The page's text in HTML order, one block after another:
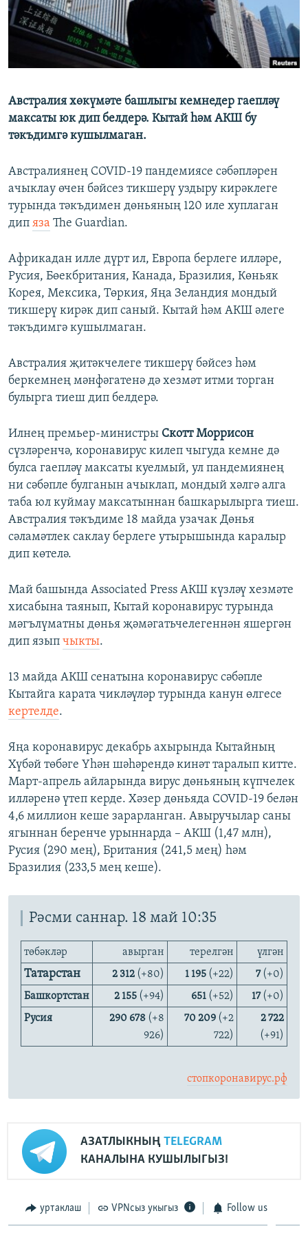
ДИНИ ТОРМЫШ
ПӘРӘВЕЗ
ФӘН-ФӘСМӘТӘН
ӘЙДӘ ONLINE
IDEL.РЕАЛИИ
Австралия хөкүмәте башлыгы кемнедер гаепләү
максаты юк дип белдерә. Кытай һәм АКШ бу
тәкъдимгә кушылмаган.
Австралиянең COVID-19 пандемиясе сәбәпләрен
ачыклау өчен бәйсез тикшерү уздыру кирәклеге
турында тәкъдимен дөньяның 120 иле хуплаган
дип яза The Guardian.
Африкадан илле дүрт ил, Европа берлеге илләре,
Русия, Бөекбритания, Канада, Бразилия, Көньяк
Корея, Мексика, Төркия, Яңа Зеландия мондый
тикшерү кирәк дип саный. Кытай һәм АКШ әлеге
тәкъдимгә кушылмаган.
Австралия җитәкчелеге тикшерү бәйсез һәм
беркемнең мәнфәгатенә дә хезмәт итми торган
булырга тиеш дип белдерә.
Илнең премьер-министры Скотт Моррисон
сүзләренчә, коронавирус килеп чыгуда кемне дә
булса гаепләү максаты куелмый, ул пандемиянең
ни сәбәпле булганын ачыклап, мондый хәлгә алга
таба юл куймау максатыннан башкарылырга тиеш.
Австралия тәкъдиме 18 майда узачак Дөнья
сәламәтлек саклау берлеге утырышында каралыр
дип көтелә.
Май башында Associated Press АКШ күзләү хезмәте
хисабына таянып, Кытай коронавирус турында
мәгълүматны дөнья җәмәгатьчелегеннән яшергән
дип язып чыкты.
13 майда АКШ сенатына коронавирус сәбәпле
Кытайга карата чикләүләр турында канун өлгесе
кертелде.
Яңа коронавирус декабрь ахырында Кытайның
Хүбәй төбәге Үһән шәһәрендә кинәт таралып китте.
Март-апрель айларында вирус дөньяның күпчелек
илләренә үтеп керде. Хәзер дөньяда COVID-19 белән
4,6 миллион кеше зарарланган. Авыручылар саны
ягыннан беренче урыннарда – АКШ (1,47 млн),
Русия (290 мең), Британия (241,5 мең) һәм
Бразилия (233,5 мең кеше).
Рәсми саннар. 18 май 10:35
төбәкләр авырган терелгән үлгән
Татарстан 2 312 (+80) 1 195 (+22) 7(+0)
Башкортстан
2 155 (+94) 651 (+52) 17(+0)
Русия
290 678 (+8
926)
70 209 (+2
722)
2 722
(+91)
стопкоронавирус.рф
АЗАТЛЫКНЫҢ TELEGRAM
КАНАЛЫНА КУШЫЛЫГЫЗ!
уртаклаш VPNсыз укыгыз Follow us